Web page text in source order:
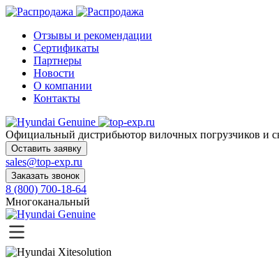
Отзывы и рекомендации
Сертификаты
Партнеры
Новости
О компании
Контакты
Официальный дистрибьютор вилочных погрузчиков
Оставить заявку
sales@top-exp.ru
Заказать звонок
8 (800) 700-18-64
Многоканальный